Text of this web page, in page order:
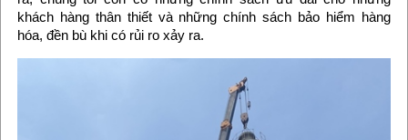
khách hàng thân thiết và những chính sách bảo hiểm hàng
hóa, đền bù khi có rủi ro xảy ra.